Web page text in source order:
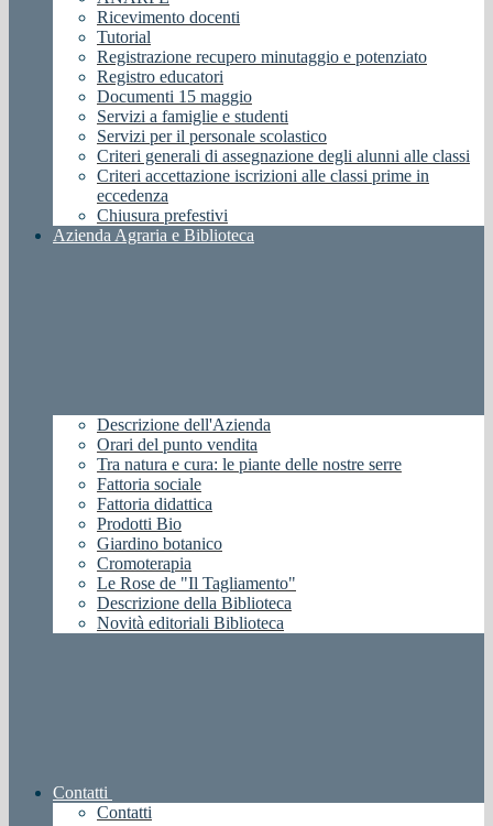
Ricevimento docenti
Tutorial
Registrazione recupero minutaggio e potenziato
Registro educatori
Documenti 15 maggio
Servizi a famiglie e studenti
Servizi per il personale scolastico
Criteri generali di assegnazione degli alunni alle classi
Criteri accettazione iscrizioni alle classi prime in
eccedenza
Chiusura prefestivi
Azienda Agraria e Biblioteca
Descrizione dell'Azienda
Orari del punto vendita
Tra natura e cura: le piante delle nostre serre
Fattoria sociale
Fattoria didattica
Prodotti Bio
Giardino botanico
Cromoterapia
Le Rose de "Il Tagliamento"
Descrizione della Biblioteca
Novità editoriali Biblioteca
Contatti
Contatti